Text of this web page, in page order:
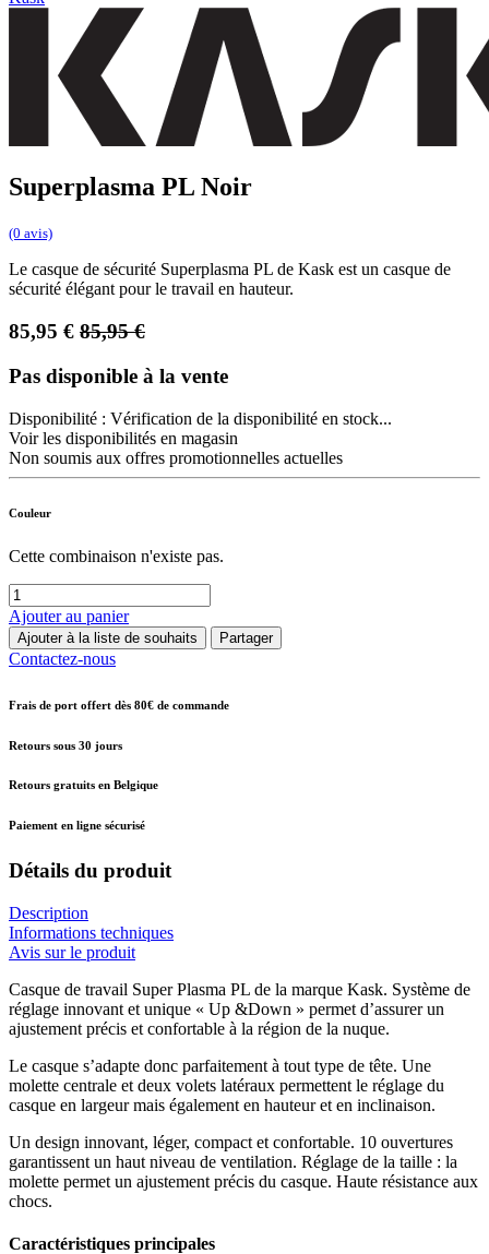
Superplasma PL Noir
(0 avis)
Le casque de sécurité Superplasma PL de Kask est un casque de
sécurité élégant pour le travail en hauteur.
85,95 € 85,95€
Pas disponible à la vente
Disponibilité : Vérification de la disponibilité en stock...
Voir les disponibilités en magasin
Non soumis aux offres promotionnelles actuelles
Couleur
Cette combinaison n'existe pas.
Ajouter au panier
Ajouter à la liste de souhaits Partager
Contactez-nous
Frais de port offert dès 80€ de commande
Retours sous 30 jours
Retours gratuits en Belgique
Paiement en ligne sécurisé
Détails du produit
Description
Informations techniques
Avis sur le produit
Casque de travail Super Plasma PL de la marque Kask. Système de
réglage innovant et unique « Up &Down » permet d’assurer un
ajustement précis et confortable à la région de la nuque.
Le casque s’adapte donc parfaitement à tout type de tête. Une
molette centrale et deux volets latéraux permettent le réglage du
casque en largeur mais également en hauteur et en inclinaison.
Un design innovant, léger, compact et confortable. 10 ouvertures
garantissent un haut niveau de ventilation. Réglage de la taille : la
molette permet un ajustement précis du casque. Haute résistance aux
chocs.
Caractéristiques principales